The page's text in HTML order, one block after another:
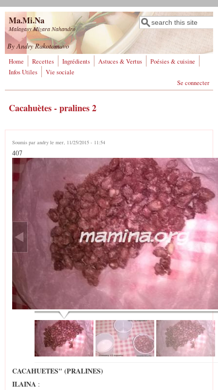
Aller au contenu principal
Ma.Mi.Na
Malagasy Mizara Nahandro
Formulaire de
recherche
Rechercher
By Andry Rakotomavo
Home Recettes Ingrédients Astuces & Vertus
Poésies & cuisine
Infos Utiles
Vie sociale
Se connecter
Cacahuètes - pralines 2
Soumis par andry le mer, 11/25/2015 - 11:54
407
CACAHUETES" (PRALINES)
ILAINA :